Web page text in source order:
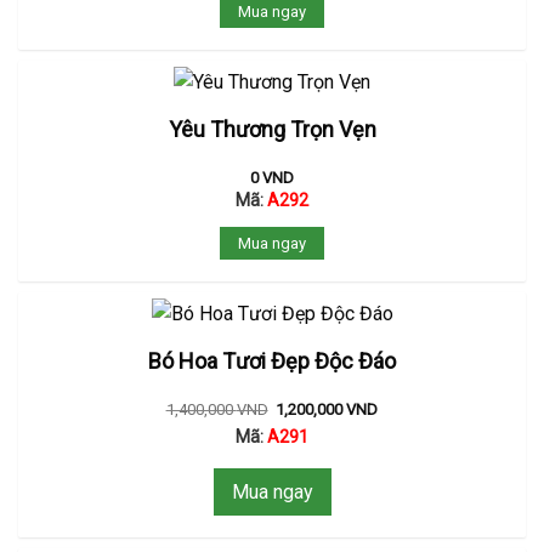
Mua ngay
Yêu Thương Trọn Vẹn
0VND
Mã:A292
Mua ngay
Bó Hoa Tươi Đẹp Độc Đáo
1,400,000VND 1,200,000VND
Mã:A291
Mua ngay